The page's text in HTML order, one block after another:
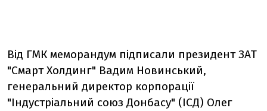
Від ГМК меморандум підписали президент ЗАТ
"Смарт Холдинг" Вадим Новинський,
генеральний директор корпорації
"Індустріальний союз Донбасу" (ІСД) Олег